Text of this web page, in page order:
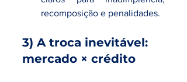
recomposição e penalidades.
3) A troca inevitável:
mercado × crédito